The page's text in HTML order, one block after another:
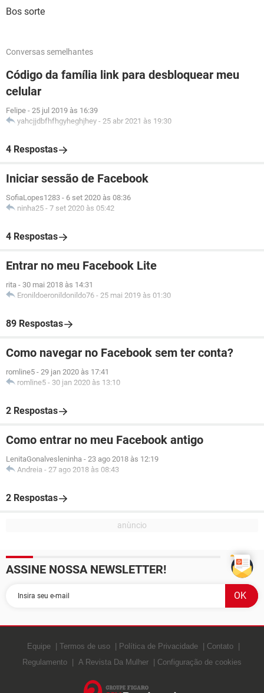
Bos sorte
Conversas semelhantes
Código da família link para desbloquear meu
celular
Felipe - 25 jul 2019 às 16:39
yahcjjdbfhfhgyheghjhey - 25 abr 2021 às 19:30
4 Respostas
Iniciar sessão de Facebook
SofiaLopes1283 - 6 set 2020 às 08:36
ninha25 - 7 set 2020 às 05:42
4 Respostas
Entrar no meu Facebook Lite
rita - 30 mai 2018 às 14:31
Eronildoeronildonildo76 - 25 mai 2019 às 01:30
89 Respostas
Como navegar no Facebook sem ter conta?
romline5 - 29 jan 2020 às 17:41
romline5 - 30 jan 2020 às 13:10
2 Respostas
Como entrar no meu Facebook antigo
LenitaGonalvesleninha - 23 ago 2018 às 12:19
Andreia - 27 ago 2018 às 08:43
2 Respostas
ASSINE NOSSA NEWSLETTER!
Equipe Termos de uso Política de Privacidade
Contato
Regulamento
A Revista Da Mulher Configuração de cookies